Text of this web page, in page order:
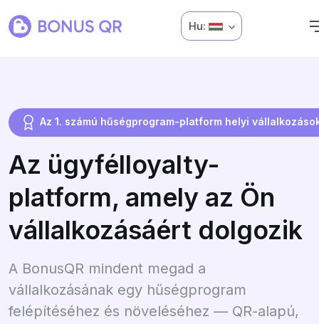
Hu:
Az 1. számú hűségprogram-platform helyi
Az ügyfélloyalty-
platform, amely az Ön
vállalkozásáért dolgozik
A BonusQR mindent megad a
vállalkozásának egy hűségprogram
felépítéséhez és növeléséhez — QR-alapú,